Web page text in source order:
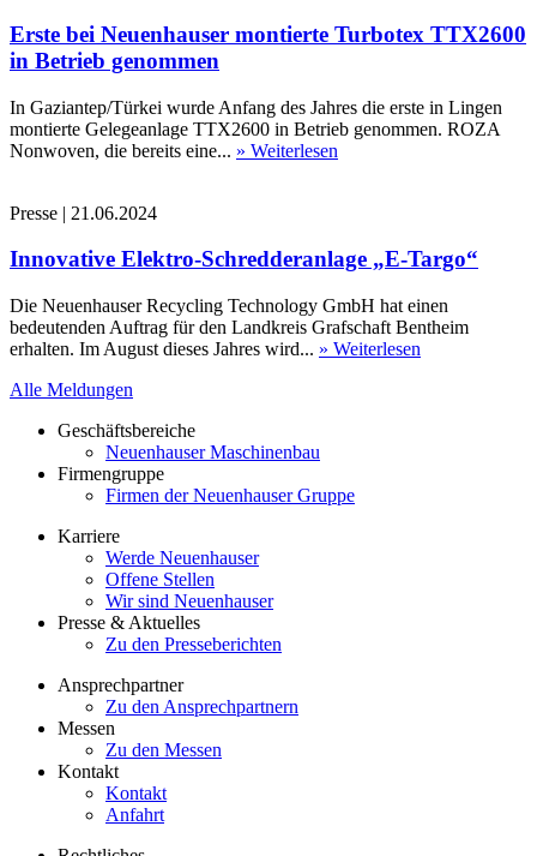
Erste bei Neuenhauser montierte Turbotex TTX2600
in Betrieb genommen
In Gaziantep/Türkei wurde Anfang des Jahres die erste in Lingen
montierte Gelegeanlage TTX2600 in Betrieb genommen. ROZA
Nonwoven, die bereits eine... » Weiterlesen
Presse | 21.06.2024
Innovative Elektro-Schredderanlage „E-Targo“
Die Neuenhauser Recycling Technology GmbH hat einen
bedeutenden Auftrag für den Landkreis Grafschaft Bentheim
erhalten. Im August dieses Jahres wird... » Weiterlesen
Alle Meldungen
Geschäftsbereiche
Neuenhauser Maschinenbau
Firmengruppe
Firmen der Neuenhauser Gruppe
Karriere
Werde Neuenhauser
Offene Stellen
Wir sind Neuenhauser
Presse & Aktuelles
Zu den Presseberichten
Ansprechpartner
Zu den Ansprechpartnern
Messen
Zu den Messen
Kontakt
Kontakt
Anfahrt